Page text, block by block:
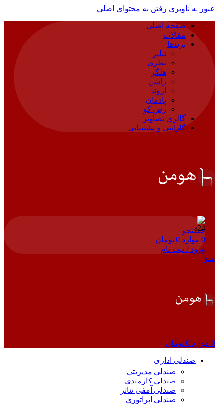
عبور به ناوبری رفتن به محتوای اصلی
صفحه اصلی
مقالات
برندها
نیلپر
نظری
هلگر
راشن
اروند
پادمان
رض کو
گالری تصاویر
گارانتی و پشتیبانی
جستجو
0 موارد 0 تومان
ورود / ثبت نام
منو
0 موارد 0 تومان
صندلی اداری
صندلی مدیریتی
صندلی کارمندی
صندلی آمفی تئاتر
صندلی اپراتوری